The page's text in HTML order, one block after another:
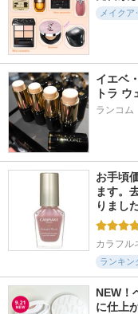
5.2
2627件
グロウリップティン
ト
オペラ
メイクア
イエベ
トラ
ランコム
お手頃
ます。
りまし
カラフル
ランキン
NEW！
に仕上